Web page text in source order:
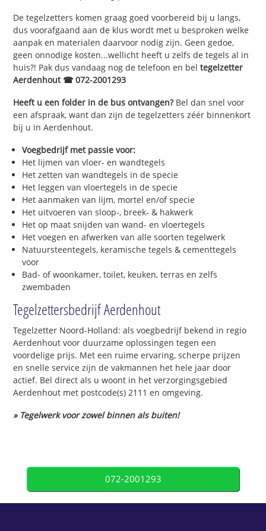
De tegelzetters komen graag goed voorbereid bij u langs,
dus voorafgaand aan de klus wordt met u besproken welke
aanpak en materialen daarvoor nodig zijn. Geen gedoe,
geen onnodige kosten...wellicht heeft u zelfs de tegels al in
huis?! Pak dus vandaag nog de telefoon en beltegelzetter
Aerdenhout ☎ 072-2001293
Heeft u een folder in de bus ontvangen?Bel dan snel voor
een afspraak, want dan zijn de tegelzetters zéér binnenkort
bij u in Aerdenhout.
Voegbedrijf met passie voor:
Het lijmen van vloer- en wandtegels
Het zetten van wandtegels in de specie
Het leggen van vloertegels in de specie
Het aanmaken van lijm, mortel en/of specie
Het uitvoeren van sloop-, breek- & hakwerk
Het op maat snijden van wand- en vloertegels
Het voegen en afwerken van alle soorten tegelwerk
Natuursteentegels, keramische tegels & cementtegels
voor
Bad- of woonkamer, toilet, keuken, terras en zelfs
zwembaden
Tegelzettersbedrijf Aerdenhout
Tegelzetter Noord-Holland: als voegbedrijf bekend in regio
Aerdenhout voor duurzame oplossingen tegen een
voordelige prijs. Met een ruime ervaring, scherpe prijzen
en snelle service zijn de vakmannen het hele jaar door
actief. Bel direct als u woont in het verzorgingsgebied
Aerdenhout met postcode(s) 2111 en omgeving.
» Tegelwerk voor zowel binnen als buiten!
072-2001293